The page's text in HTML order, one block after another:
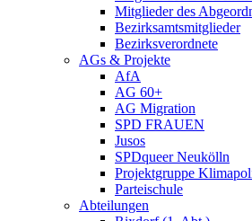
Mitglieder des
Bezirksamtsmitglieder
Bezirksverordnete
AGs & Projekte
AfA
AG 60+
AG Migration
SPD FRAUEN
Jusos
SPDqueer Neukölln
Projektgruppe
Parteischule
Abteilungen